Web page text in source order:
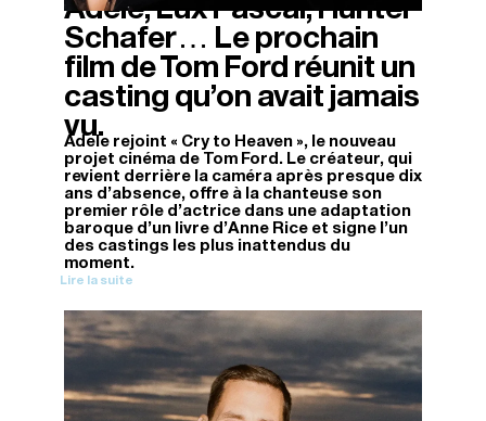
Adele, Lux Pascal, Hunter
Schafer… Le prochain
film de Tom Ford réunit un
casting qu’on avait jamais
vu.
Adele rejoint « Cry to Heaven », le nouveau
projet cinéma de Tom Ford. Le créateur, qui
revient derrière la caméra après presque dix
ans d'absence, offre à la chanteuse son
premier rôle d'actrice dans une adaptation
baroque d'un livre d'Anne Rice et signe l'un
des castings les plus inattendus du
moment.
Lire la suite